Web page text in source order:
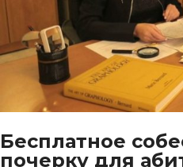
Бесплатное
почерку для